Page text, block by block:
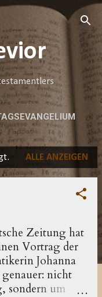
MEHR…
ALLE ANZEIGEN
Zeitung hat
Vortrag der
Johanna
nicht
sondern um